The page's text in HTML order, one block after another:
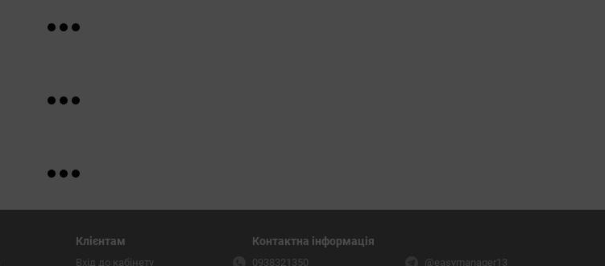
Клієнтам
Вхід до кабінету
Контактна інформація
0938321350 @easymanager13